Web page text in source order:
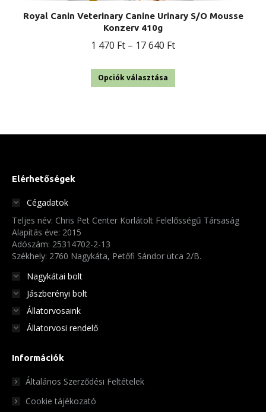
Royal Canin Veterinary Canine Urinary S/O Mousse
Konzerv 410g
1 470 Ft – 17 640 FtÁrtartomány:
Opciók választása
termékoldalon
ki
Elérhetőségek
Cégadatok
Teljes név: Chris Pet Center Korlátolt Felelősségű Társaság
Alapítás éve: 2015
Adószám: 25314702-2-13
Székhely: 2760 Nagykáta, Petőfi Sándor utca 2/B.
Nagykátai bolt
Jászberényi bolt
Állatorvosaink
Állatorvosi rendelő
Információk
Általános Szerződési Feltételek
Cookie tájékozató